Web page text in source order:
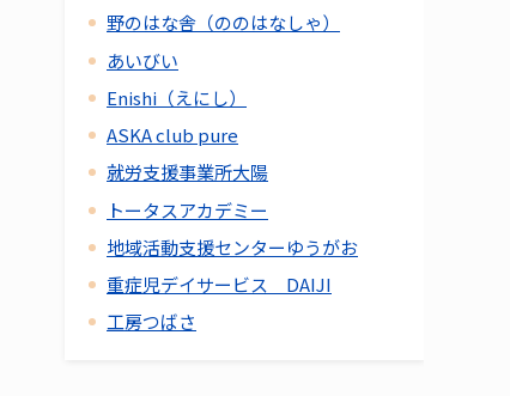
野のはな舎（ののはなしゃ）
あいびい
Enishi（えにし）
ASKA club pure
就労支援事業所大陽
トータスアカデミー
地域活動支援センターゆうがお
重症児デイサービス DAIJI
工房つばさ